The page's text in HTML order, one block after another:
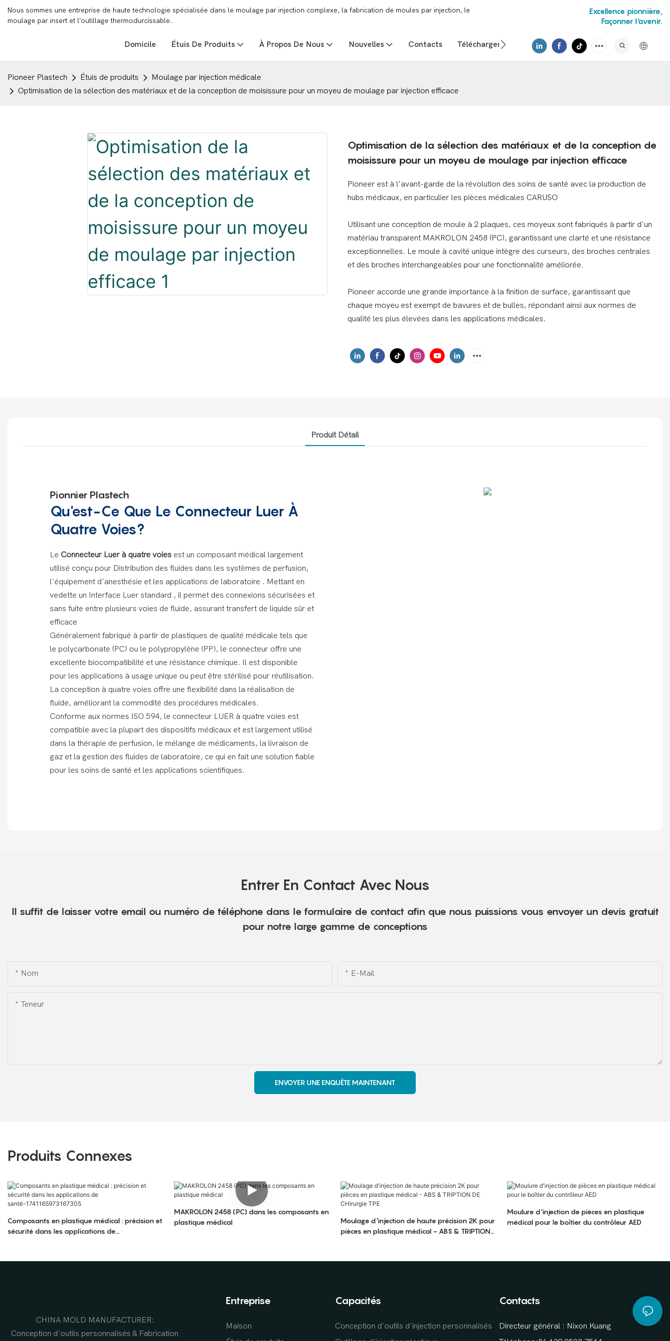
Nous sommes une entreprise de haute technologie spécialisée dans le moulage par injection complexe, la fabrication de moules par injection, le
moulage par insert et l'outillage thermodurcissable.
Excellence pionnière,
Façonner l'avenir.
Domicile Étuis De Produits À Propos De Nous Nouvelles Contacts Téléchargements Vidéo
Pioneer Plastech Étuis de produits
Moulage par injection médicale
Optimisation de la sélection des matériaux et de la conception de moisissure pour un moyeu de moulage par injection efficace
Optimisation de la sélection des matériaux et de la conception de
moisissure pour un moyeu de moulage par injection efficace
Pioneer est à l'avant-garde de la révolution des soins de santé avec la production de
hubs médicaux, en particulier les pièces médicales CARUSO
Utilisant une conception de moule à 2 plaques, ces moyeux sont fabriqués à partir d'un
matériau transparent MAKROLON 2458 (PC), garantissant une clarté et une résistance
exceptionnelles. Le moule à cavité unique intègre des curseurs, des broches centrales
et des broches interchangeables pour une fonctionnalité améliorée.
Pioneer accorde une grande importance à la finition de surface, garantissant que
chaque moyeu est exempt de bavures et de bulles, répondant ainsi aux normes de
qualité les plus élevées dans les applications médicales.
Produit Détail
Pionnier Plastech
Qu'est-Ce Que Le Connecteur Luer À
Quatre Voies?
Le Connecteur Luer à quatre voies est un composant médical largement
utilisé conçu pour Distribution des fluides dans les systèmes de perfusion,
l'équipement d'anesthésie et les applications de laboratoire . Mettant en
vedette un Interface Luer standard , il permet des connexions sécurisées et
sans fuite entre plusieurs voies de fluide, assuranttransfert de liquide sûr et
efficace
Généralement fabriqué à partir de plastiques de qualité médicale tels que
le polycarbonate (PC) ou le polypropylène (PP), le connecteur offre une
excellente biocompatibilité et une résistance chimique. Il est disponible
pour les applications à usage unique ou peut être stérilisé pour réutilisation.
La conception à quatre voies offre une flexibilité dans la réalisation de
fluide, améliorant la commodité des procédures médicales.
Conforme aux normes ISO 594, le connecteur LUER à quatre voies est
compatible avec la plupart des dispositifs médicaux et est largement utilisé
dans la thérapie de perfusion, le mélange de médicaments, la livraison de
gaz et la gestion des fluides de laboratoire, ce qui en fait une solution fiable
pour les soins de santé et les applications scientifiques.
Entrer En Contact Avec Nous
Il suffit de laisser votre email ou numéro de téléphone dans le formulaire de contact afin que nous puissions vous envoyer un devis gratuit
pour notre large gamme de conceptions
Nom E-Mail
Teneur
ENVOYER UNE ENQUÊTE MAINTENANT
Produits Connexes
Composants en plastique médical : précision et
sécurité dans les applications de
MAKROLON 2458 (PC) dans les composants en
plastique médical
Moulage d'injection de haute précision 2K pour
pièces en plastique médical - ABS & TRIPTION
Moulure d'injection de pièces en plastique
médical pour le boîtier du contrôleur AED
CHINA MOLD MANUFACTURER:
Conception d'outils personnalisés & Fabrication
Entreprise
Maison
Capacités
Conception d'outils d'injection personnalisés
Contacts
Directeur général : Nixon Kuang